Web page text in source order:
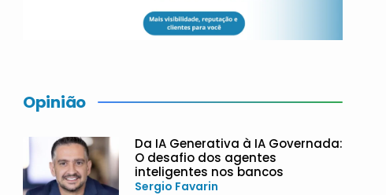
Opinião
Da IA Generativa à IA Governada:
O desafio dos agentes
inteligentes nos bancos
Sergio Favarin